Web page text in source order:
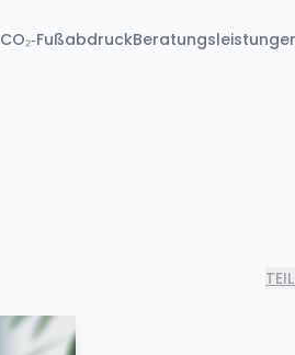
CO₂‑Fußabdruck